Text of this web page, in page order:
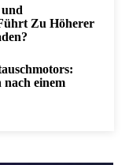
Zu Höherer
einem